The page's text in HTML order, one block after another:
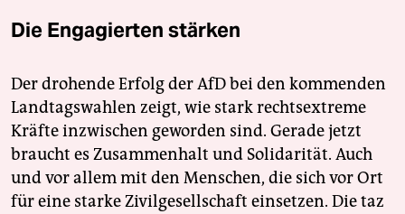
Die Engagierten stärken
Der drohende Erfolg der AfD bei den kommenden
Landtagswahlen zeigt, wie stark rechtsextreme
Kräfte inzwischen geworden sind. Gerade jetzt
braucht es Zusammenhalt und Solidarität. Auch
und vor allem mit den Menschen, die sich vor Ort
für eine starke Zivilgesellschaft einsetzen. Die taz